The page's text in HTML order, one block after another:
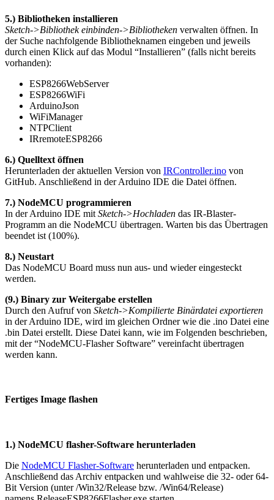
5.) Bibliotheken installieren
Sketch->Bibliothek einbinden->Bibliotheken verwalten öffnen. In
der Suche nachfolgende Bibliotheknamen eingeben und jeweils
durch einen Klick auf das Modul “Installieren” (falls nicht bereits
vorhanden):
ESP8266WebServer
ESP8266WiFi
ArduinoJson
WiFiManager
NTPClient
IRremoteESP8266
6.) Quelltext öffnen
Herunterladen der aktuellen Version von IRController.ino von
GitHub. Anschließend in der Arduino IDE die Datei öffnen.
7.) NodeMCU programmieren
In der Arduino IDE mit Sketch->Hochladen das IR-Blaster-
Programm an die NodeMCU übertragen. Warten bis das Übertragen
beendet ist (100%).
8.) Neustart
Das NodeMCU Board muss nun aus- und wieder eingesteckt
werden.
(9.) Binary zur Weitergabe erstellen
Durch den Aufruf von Sketch->Kompilierte Binärdatei exportieren
in der Arduino IDE, wird im gleichen Ordner wie die .ino Datei eine
.bin Datei erstellt. Diese Datei kann, wie im Folgenden beschrieben,
mit der “NodeMCU-Flasher Software” vereinfacht übertragen
werden kann.
Fertiges Image flashen
1.) NodeMCU flasher-Software herunterladen
Die NodeMCU Flasher-Software herunterladen und entpacken.
Anschließend das Archiv entpacken und wahlweise die 32- oder 64-
Bit Version (unter /Win32/Release bzw. /Win64/Release)